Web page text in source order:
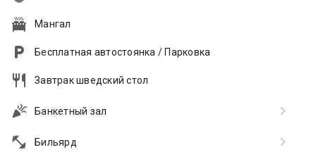
Мангал
Бесплатная автостоянка / Парковка
Завтрак шведский стол
Банкетный зал
Бильярд